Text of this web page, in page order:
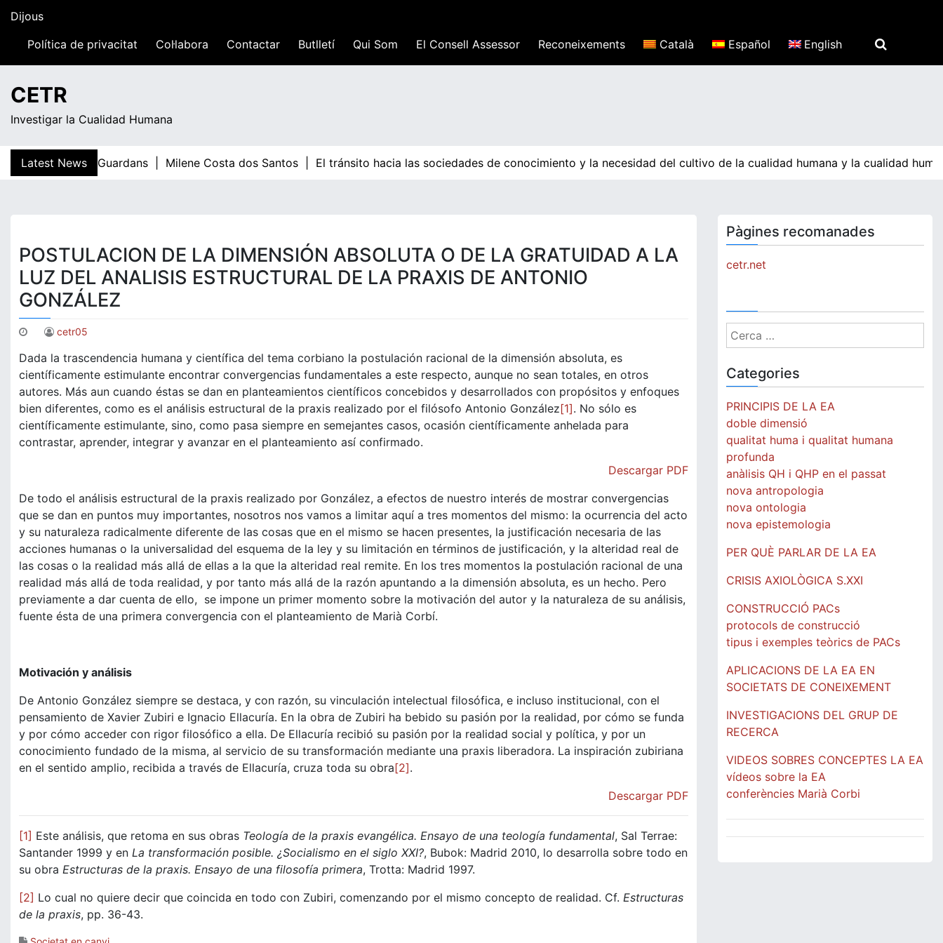
content
Dijous
16:45Política de privacitat Col·labora Contactar Butlletí Qui Som El Consell Assessor Reconeixements Català Español English
CETR
Investigar la Cualidad Humana
Latest News
Teresa Guardans | Milene Costa dos Santos | El tránsito hacia las sociedades de conocimiento y la necesidad del cultivo de la cualidad humana y la cualidad
POSTULACION DE LA DIMENSIÓN ABSOLUTA O DE LA GRATUIDAD A LA
LUZ DEL ANALISIS ESTRUCTURAL DE LA PRAXIS DE ANTONIO
GONZÁLEZ
cetr05
Dada la trascendencia humana y científica del tema corbiano la postulación racional de la dimensión absoluta, es
científicamente estimulante encontrar convergencias fundamentales a este respecto, aunque no sean totales, en otros
autores. Más aun cuando éstas se dan en planteamientos científicos concebidos y desarrollados con propósitos y enfoques
bien diferentes, como es el análisis estructural de la praxis realizado por el filósofo Antonio González[1]. No sólo es
científicamente estimulante, sino, como pasa siempre en semejantes casos, ocasión científicamente anhelada para
contrastar, aprender, integrar y avanzar en el planteamiento así confirmado.
Descargar PDF
De todo el análisis estructural de la praxis realizado por González, a efectos de nuestro interés de mostrar convergencias
que se dan en puntos muy importantes, nosotros nos vamos a limitar aquí a tres momentos del mismo: la ocurrencia del acto
y su naturaleza radicalmente diferente de las cosas que en el mismo se hacen presentes, la justificación necesaria de las
acciones humanas o la universalidad del esquema de la ley y su limitación en términos de justificación, y la alteridad real de
las cosas o la realidad más allá de ellas a la que la alteridad real remite. En los tres momentos la postulación racional de una
realidad más allá de toda realidad, y por tanto más allá de la razón apuntando a la dimensión absoluta, es un hecho. Pero
previamente a dar cuenta de ello, se impone un primer momento sobre la motivación del autor y la naturaleza de su análisis,
fuente ésta de una primera convergencia con el planteamiento de Marià Corbí.
Motivación y análisis
De Antonio González siempre se destaca, y con razón, su vinculación intelectual filosófica, e incluso institucional, con el
pensamiento de Xavier Zubiri e Ignacio Ellacuría. En la obra de Zubiri ha bebido su pasión por la realidad, por cómo se funda
y por cómo acceder con rigor filosófico a ella. De Ellacuría recibió su pasión por la realidad social y política, y por un
conocimiento fundado de la misma, al servicio de su transformación mediante una praxis liberadora. La inspiración zubiriana
en el sentido amplio, recibida a través de Ellacuría, cruza toda su obra[2].
Descargar PDF
[1] Este análisis, que retoma en sus obras Teología de la praxis evangélica. Ensayo de una teología fundamental, Sal Terrae:
Santander 1999 y en La transformación posible. ¿Socialismo en el siglo XXI?, Bubok: Madrid 2010, lo desarrolla sobre todo en
su obra Estructuras de la praxis. Ensayo de una filosofía primera, Trotta: Madrid 1997.
[2] Lo cual no quiere decir que coincida en todo con Zubiri, comenzando por el mismo concepto de realidad. Cf. Estructuras
de la praxis, pp. 36-43.
Pàgines recomanades
cetr.net
Cerca:
Categories
PRINCIPIS DE LA EA
doble dimensió
qualitat huma i qualitat humana
profunda
anàlisis QH i QHP en el passat
nova antropologia
nova ontologia
nova epistemologia
PER QUÈ PARLAR DE LA EA
CRISIS AXIOLÒGICA S.XXI
CONSTRUCCIÓ PACs
protocols de construcció
tipus i exemples teòrics de PACs
APLICACIONS DE LA EA EN
SOCIETATS DE CONEIXEMENT
INVESTIGACIONS DEL GRUP DE
RECERCA
VIDEOS SOBRES CONCEPTES LA EA
vídeos sobre la EA
conferències Marià Corbi